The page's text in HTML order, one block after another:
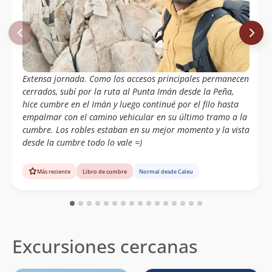
31/10/14
Barbara Urbina, Karen Perez, Jonathan
Donaide E Ilén Sáez Del Cua De Valpo.
14/09/14
Álvaro Vivanco
06/09/14 Paulo Cox
19/07/14 Sebastian Escalona Quiero
15/06/14
Maximiliano García, Magdalena Gómez,
Andrés Leslie, Ignacio Quiroz
Manuel Castro Carnot.
Antonia Perelló, Bernardita Correa,
Jose Guridi
Extensa jornada. Como los accesos principales permanecen
cerrados, subí por la ruta al Punta Imán desde la Peña,
hice cumbre en el Imán y luego continué por el filo hasta
empalmar con el camino vehicular en su último tramo a la
cumbre. Los robles estaban en su mejor momento y la vista
desde la cumbre todo lo vale =)
Más reciente Libro de cumbre Normal desde Caleu
Excursiones cercanas